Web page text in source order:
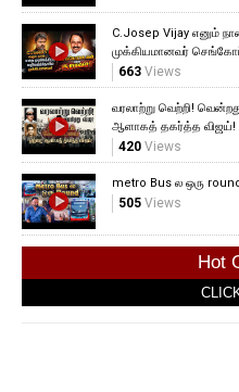
C.Josep Vijay எனும்
முக்கியமானவர்
663Views
வரலாற்று வெற்றி!
ஆளாகத் தகர்த்த விஜய்!
420Views
metro Bus ல ஒரு
505Views
Hot